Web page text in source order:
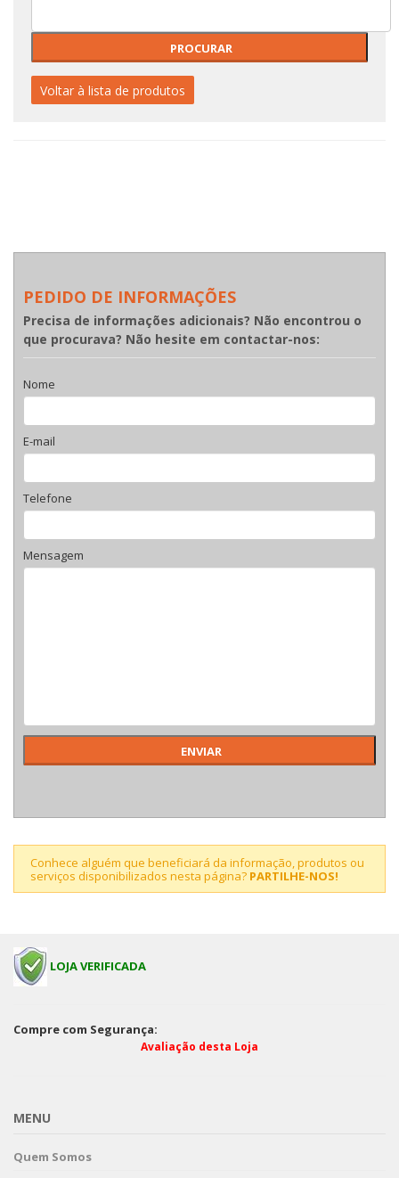
Voltar à lista de produtos
PEDIDO DE INFORMAÇÕES
Precisa de informações adicionais? Não encontrou o
que procurava? Não hesite em contactar-nos:
Nome
E-mail
Telefone
Mensagem
Conhece alguém que beneficiará da informação, produtos ou
serviços disponibilizados nesta página? PARTILHE-NOS!
LOJA VERIFICADA
Compre com Segurança:
Avaliação desta Loja
MENU
Quem Somos